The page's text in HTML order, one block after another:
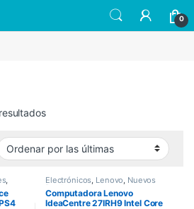
0
Sorted by latest
, Electrónicos Lenovo Nuevos
Computadora Lenovo
IdeaCentre 27IRH9 Intel Core